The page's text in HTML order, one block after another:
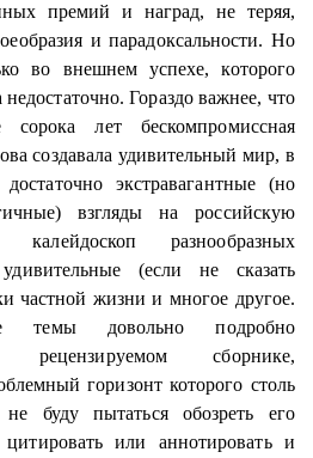
премий и наград, не теряя,
и парадоксальности. Но
во внешнем успехе, которого
Гораздо важнее, что
лет бескомпромиссная
создавала удивительный мир, в
экстравагантные (но
взгляды на российскую
разнообразных
(если не сказать
частной жизни и многое другое.
довольно подробно
рецензируемом сборнике,
горизонт которого столь
буду пытаться обозреть его
или аннотировать и